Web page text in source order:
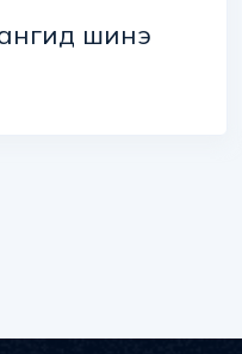
шинэ